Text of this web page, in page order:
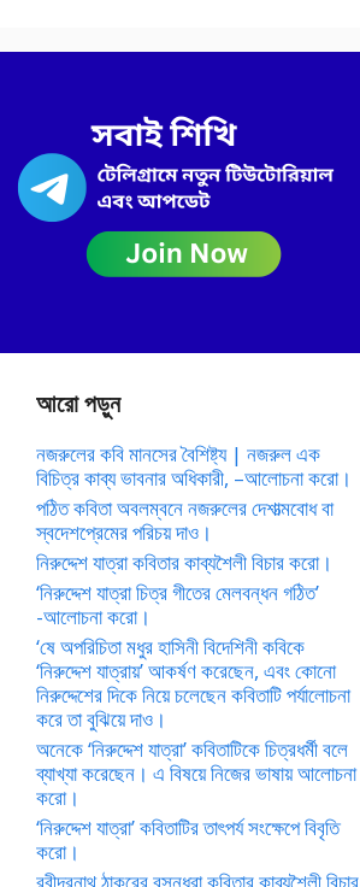
আরো পড়ুন
নজরুলের কবি মানসের বৈশিষ্ট্য | নজরুল এক
বিচিত্র কাব্য ভাবনার অধিকারী, –আলোচনা করো।
পঠিত কবিতা অবলম্বনে নজরুলের দেশাত্মবোধ বা
স্বদেশপ্রেমের পরিচয় দাও।
নিরুদ্দেশ যাত্রা কবিতার কাব্যশৈলী বিচার করো।
‘নিরুদ্দেশ যাত্রা চিত্র গীতের মেলবন্ধন গঠিত’
-আলোচনা করো।
‘ষে অপরিচিতা মধুর হাসিনী বিদেশিনী কবিকে
‘নিরুদ্দেশ যাত্রায়’ আকর্ষণ করেছেন, এবং কোনো
নিরুদ্দেশের দিকে নিয়ে চলেছেন কবিতাটি পর্যালোচনা
করে তা বুঝিয়ে দাও।
অনেকে ‘নিরুদ্দেশ যাত্রা’ কবিতাটিকে চিত্রধর্মী বলে
ব্যাখ্যা করেছেন। এ বিষয়ে নিজের ভাষায় আলোচনা
করো।
‘নিরুদ্দেশ যাত্রা’ কবিতাটির তাৎপর্য সংক্ষেপে বিবৃতি
করো।
রবীন্দ্রনাথ ঠাকুরের বসুন্ধরা কবিতার কাব্যশৈলী বিচার